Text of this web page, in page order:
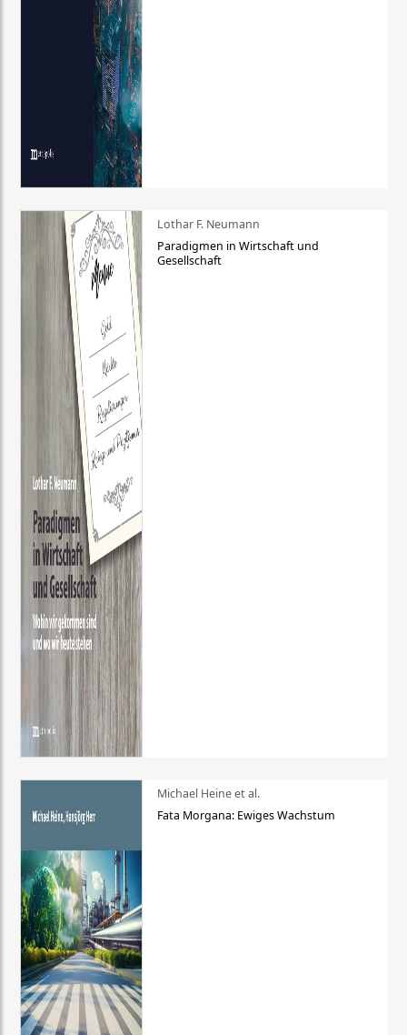
Lothar F. Neumann
Paradigmen in Wirtschaft und
Gesellschaft
Michael Heine et al.
Fata Morgana: Ewiges Wachstum